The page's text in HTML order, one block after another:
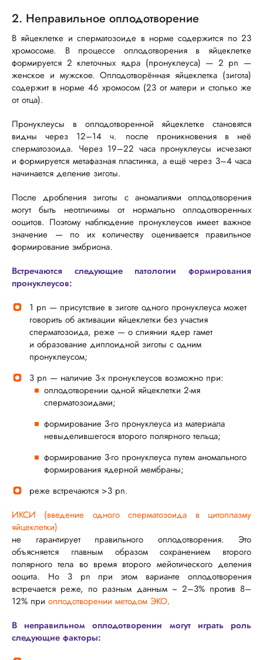
2. Неправильное оплодотворение
В яйцеклетке и сперматозоиде в норме содержится по 23
хромосоме. В процессе оплодотворения в яйцеклетке
формируется 2 клеточных ядра (пронуклеуса) — 2 pn —
женское и мужское. Оплодотворённая яйцеклетка (зигота)
содержит в норме 46 хромосом (23 от матери и столько же
от отца).
Пронуклеусы в оплодотворенной яйцеклетке становятся
видны через 12–14 ч. после проникновения в неё
сперматозоида. Через 19–22 часа пронуклеусы исчезают
и формируется метафазная пластинка, а ещё через 3–4 часа
начинается деление зиготы.
После дробления зиготы с аномалиями оплодотворения
могут быть неотличимы от нормально оплодотворенных
ооцитов. Поэтому наблюдение пронуклеусов имеет важное
значение — по их количеству оценивается правильное
формирование эмбриона.
Встречаются следующие патологии формирования
пронуклеусов:
1 pn — присутствие в зиготе одного пронуклеуса может
говорить об активации яйцеклетки без участия
сперматозоида, реже — о слиянии ядер гамет
и образование диплоидной зиготы с одним
пронуклеусом;
3 pn — наличие 3-х пронуклеусов возможно при:
оплодотворении одной яйцеклетки 2-мя
сперматозоидами;
формирование 3-го пронуклеуса из материала
невыделившегося второго полярного тельца;
формирование 3-го пронуклеуса путем аномального
формирования ядерной мембраны;
реже встречаются >3 pn.
ИКСИ (введение одного сперматозоида в цитоплазму
яйцеклетки)
не гарантирует правильного оплодотворения. Это
объясняется главным образом сохранением второго
полярного тела во время второго мейотического деления
ооцита. Но 3 pn при этом варианте оплодотворения
встречается реже, по разным данным ~ 2–3% против 8–
12% при оплодотворении методом ЭКО.
В неправильном оплодотворении могут играть роль
следующие факторы: